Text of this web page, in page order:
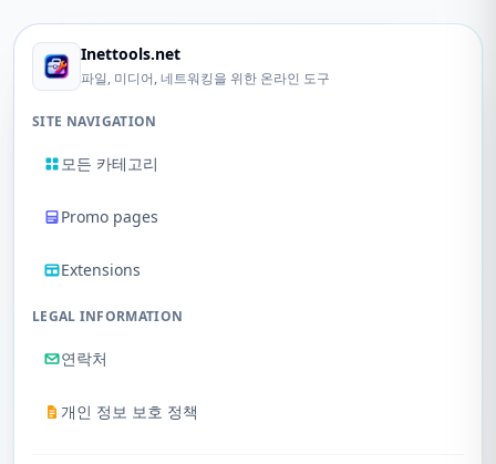
Inettools.net
파일, 미디어, 네트워킹을 위한 온라인 도구
SITE NAVIGATION
모든 카테고리
Promo pages
Extensions
LEGAL INFORMATION
연락처
개인 정보 보호 정책